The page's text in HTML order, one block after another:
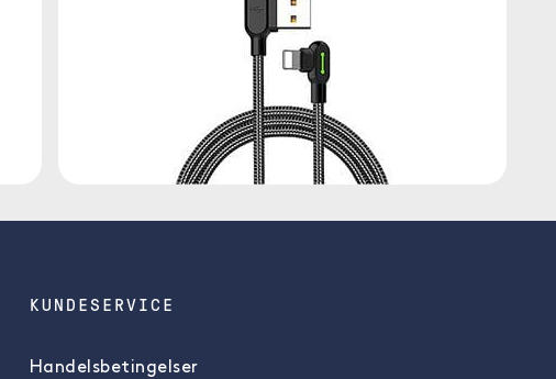
KUNDESERVICE
Handelsbetingelser